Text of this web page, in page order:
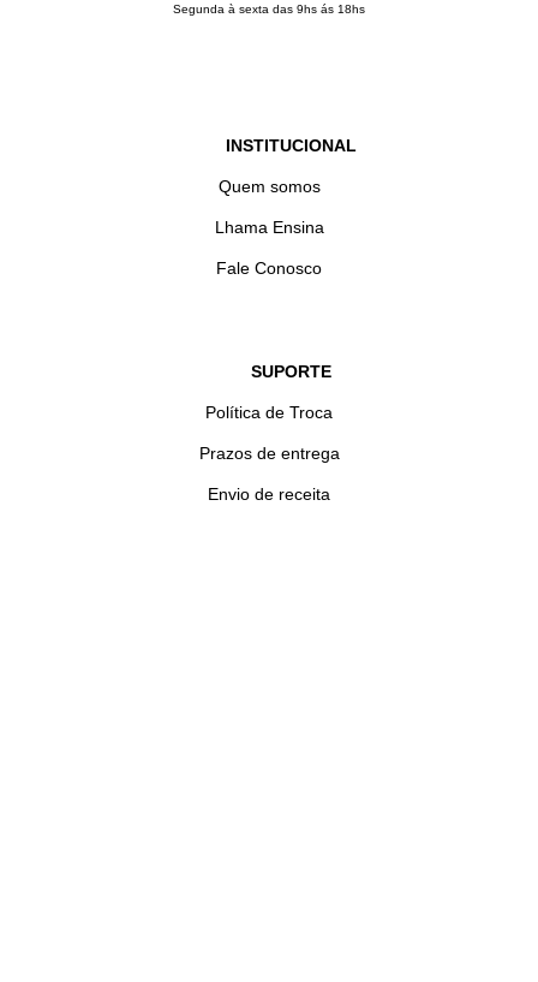
Segunda à sexta das 9hs ás 18hs
INSTITUCIONAL
Quem somos
Lhama Ensina
Fale Conosco
SUPORTE
Política de Troca
Prazos de entrega
Envio de receita